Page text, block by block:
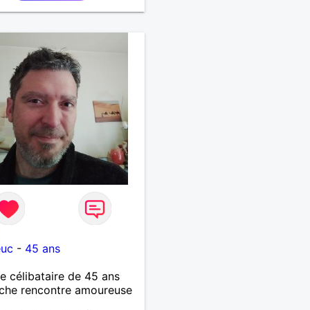
- 45 ans
célibataire de 45 ans
rencontre amoureuse